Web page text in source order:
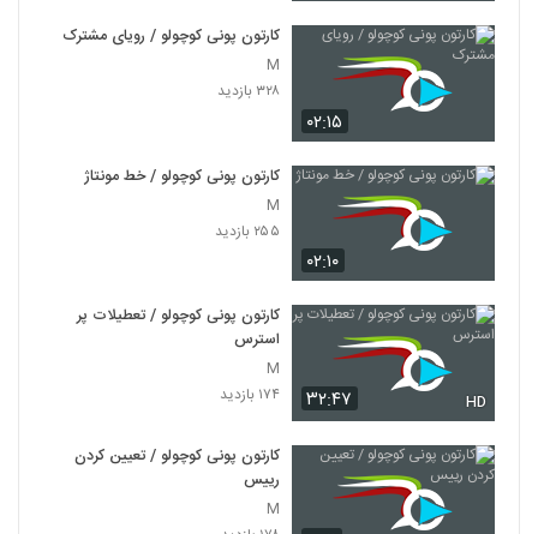
۰۲:۱۵
کارتون پونی کوچولو / رویای مشترک
M
۳۲۸ بازدید
۰۲:۱۰
کارتون پونی کوچولو / خط مونتاژ
M
۲۵۵ بازدید
۳۲:۴۷ HD
کارتون پونی کوچولو / تعطیلات پر
استرس
M
۱۷۴ بازدید
کارتون پونی کوچولو / تعیین کردن
رییس
M